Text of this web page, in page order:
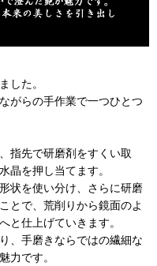
した。
がらの手作業で一つひとつ
指先で研磨剤をすくい取
晶を押し当てます。
状を使い分け、さらに研磨
とで、荒削りから鏡面のよ
と仕上げていきます。
、手磨きならではの繊細な
力です。